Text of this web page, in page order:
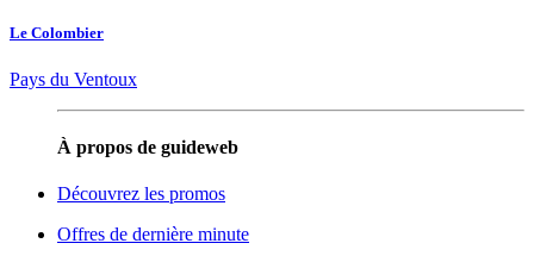
Le Colombier
Pays du Ventoux
À propos de guideweb
Découvrez les promos
Offres de dernière minute